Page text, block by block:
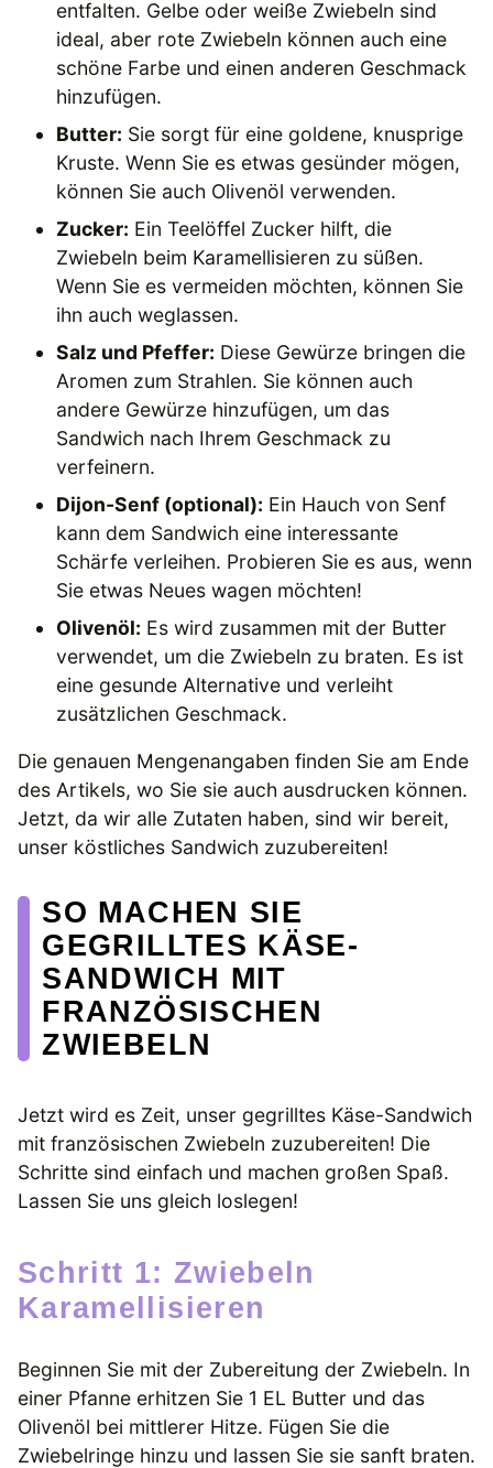
entfalten. Gelbe oder weiße Zwiebeln sind
ideal, aber rote Zwiebeln können auch eine
schöne Farbe und einen anderen Geschmack
hinzufügen.
Butter: Sie sorgt für eine goldene, knusprige
Kruste. Wenn Sie es etwas gesünder mögen,
können Sie auch Olivenöl verwenden.
Zucker: Ein Teelöffel Zucker hilft, die
Zwiebeln beim Karamellisieren zu süßen.
Wenn Sie es vermeiden möchten, können Sie
ihn auch weglassen.
Salz und Pfeffer: Diese Gewürze bringen die
Aromen zum Strahlen. Sie können auch
andere Gewürze hinzufügen, um das
Sandwich nach Ihrem Geschmack zu
verfeinern.
Dijon-Senf (optional): Ein Hauch von Senf
kann dem Sandwich eine interessante
Schärfe verleihen. Probieren Sie es aus, wenn
Sie etwas Neues wagen möchten!
Olivenöl: Es wird zusammen mit der Butter
verwendet, um die Zwiebeln zu braten. Es ist
eine gesunde Alternative und verleiht
zusätzlichen Geschmack.
Die genauen Mengenangaben finden Sie am Ende
des Artikels, wo Sie sie auch ausdrucken können.
Jetzt, da wir alle Zutaten haben, sind wir bereit,
unser köstliches Sandwich zuzubereiten!
SO MACHEN SIE
GEGRILLTES KÄSE-
SANDWICH MIT
FRANZÖSISCHEN
ZWIEBELN
Jetzt wird es Zeit, unser gegrilltes Käse-Sandwich
mit französischen Zwiebeln zuzubereiten! Die
Schritte sind einfach und machen großen Spaß.
Lassen Sie uns gleich loslegen!
Schritt 1: Zwiebeln
Karamellisieren
Beginnen Sie mit der Zubereitung der Zwiebeln. In
einer Pfanne erhitzen Sie 1 EL Butter und das
Olivenöl bei mittlerer Hitze. Fügen Sie die
Zwiebelringe hinzu und lassen Sie sie sanft braten.